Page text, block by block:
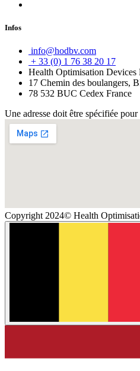
Infos
info@hodbv.com
+ 33 (0) 1 76 38 20 17
Health Optimisation
17 Chemin des boulangers,
78 532 BUC Cedex France
Une adresse doit être spécifiée
Copyright 2024© Health